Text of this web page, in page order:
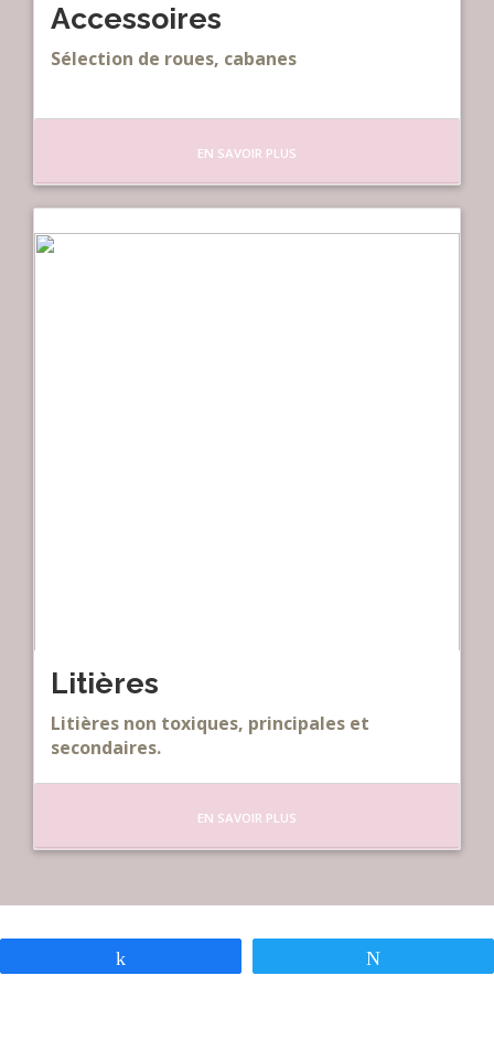
Accessoires
Sélection de roues, cabanes
EN SAVOIR PLUS
Litières
Litières non toxiques, principales et
secondaires.
EN SAVOIR PLUS